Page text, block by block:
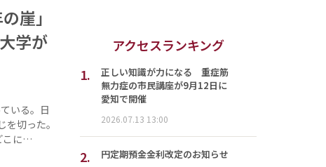
崖」
学が
いる。日
切った。
こに…
アクセスランキング
1.
正しい知識が力になる 重症筋
無力症の市民講座が9月12日に
愛知で開催
2026.07.13 13:00
2. 円定期預金金利改定のお知らせ